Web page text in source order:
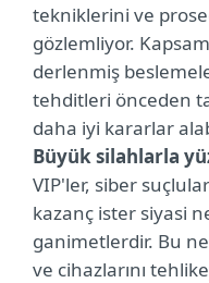
tekniklerini ve
gözlemliyor.
derlenmiş
tehditleri önceden
daha iyi kararlar
Büyük silahlarla
VIP'ler, siber
kazanç ister siyasi
ganimetlerdir. Bu
ve cihazlarını